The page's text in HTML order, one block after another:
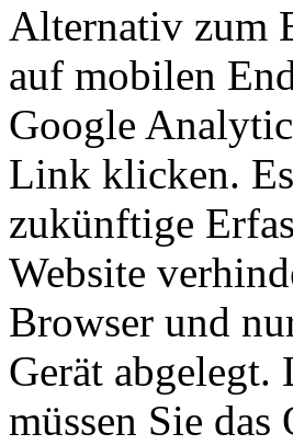
Alternativ zum
auf mobilen
Google
Link klicken.
zukünftige
Website
Browser und
Gerät abgelegt.
müssen Sie